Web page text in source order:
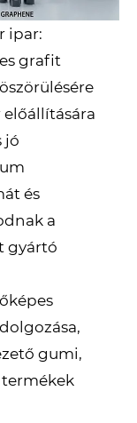
ipar:
grafit
jó
és
a
gyártó
gumi,
termékek